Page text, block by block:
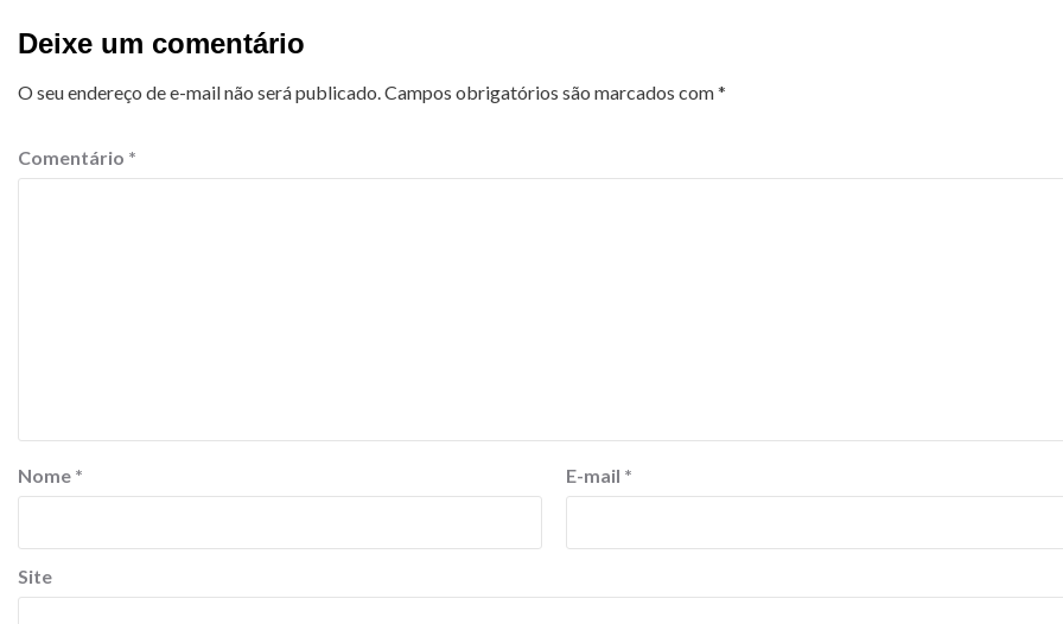
Deixe um comentário
O seu endereço de e-mail não será publicado.Campos obrigatórios são marcados com*
Comentário *
Nome * E-mail *
Site